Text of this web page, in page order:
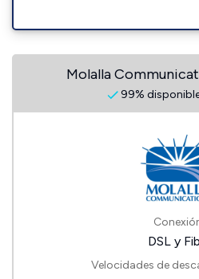
Molalla
99%
DSL y
Velocidades de